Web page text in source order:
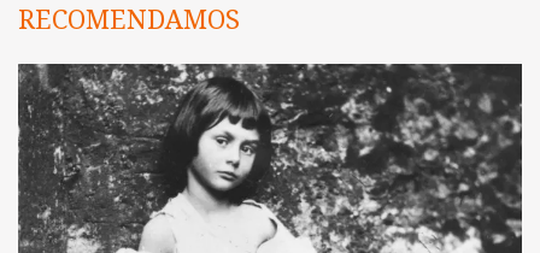
RECOMENDAMOS